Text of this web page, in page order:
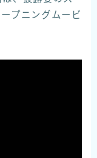
プニングムービ